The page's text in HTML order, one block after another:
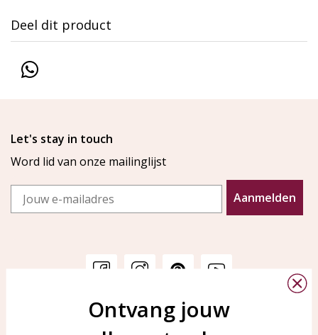
Deel dit product
Let's stay in touch
Word lid van onze mailinglijst
Email
Aanmelden
KAYA Sieraden
Ontvang jouw